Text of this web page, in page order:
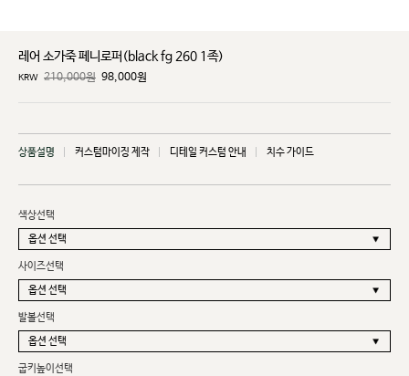
레어 소가죽 페니로퍼(black fg 260 1족)
KRW 210,000원 98,000원
상품설명 커스텀마이징 제작 디테일 커스텀 안내 치수 가이드
색상선택
사이즈선택
발볼선택
굽키높이선택